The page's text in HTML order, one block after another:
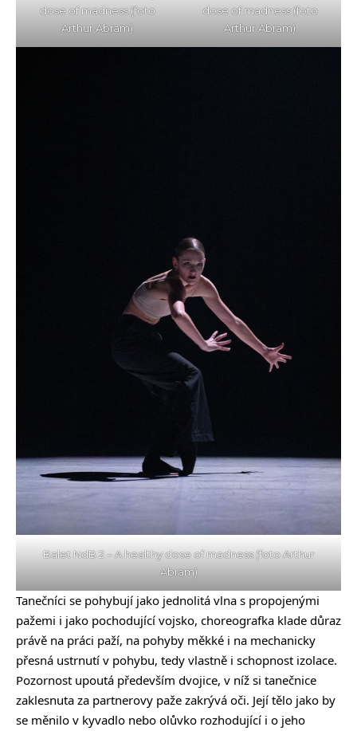
dose of madness (foto
Arthur Abram)
dose of madness (foto
Arthur Abram)
Balet NdB 2 – A healthy dose of madness (foto Arthur
Abram)
Tanečníci se pohybují jako jednolitá vlna s propojenými
pažemi i jako pochodující vojsko, choreografka klade důraz
právě na práci paží, na pohyby měkké i na mechanicky
přesná ustrnutí v pohybu, tedy vlastně i schopnost izolace.
Pozornost upoutá především dvojice, v níž si tanečnice
zaklesnuta za partnerovy paže zakrývá oči. Její tělo jako by
se měnilo v kyvadlo nebo olůvko rozhodující i o jeho